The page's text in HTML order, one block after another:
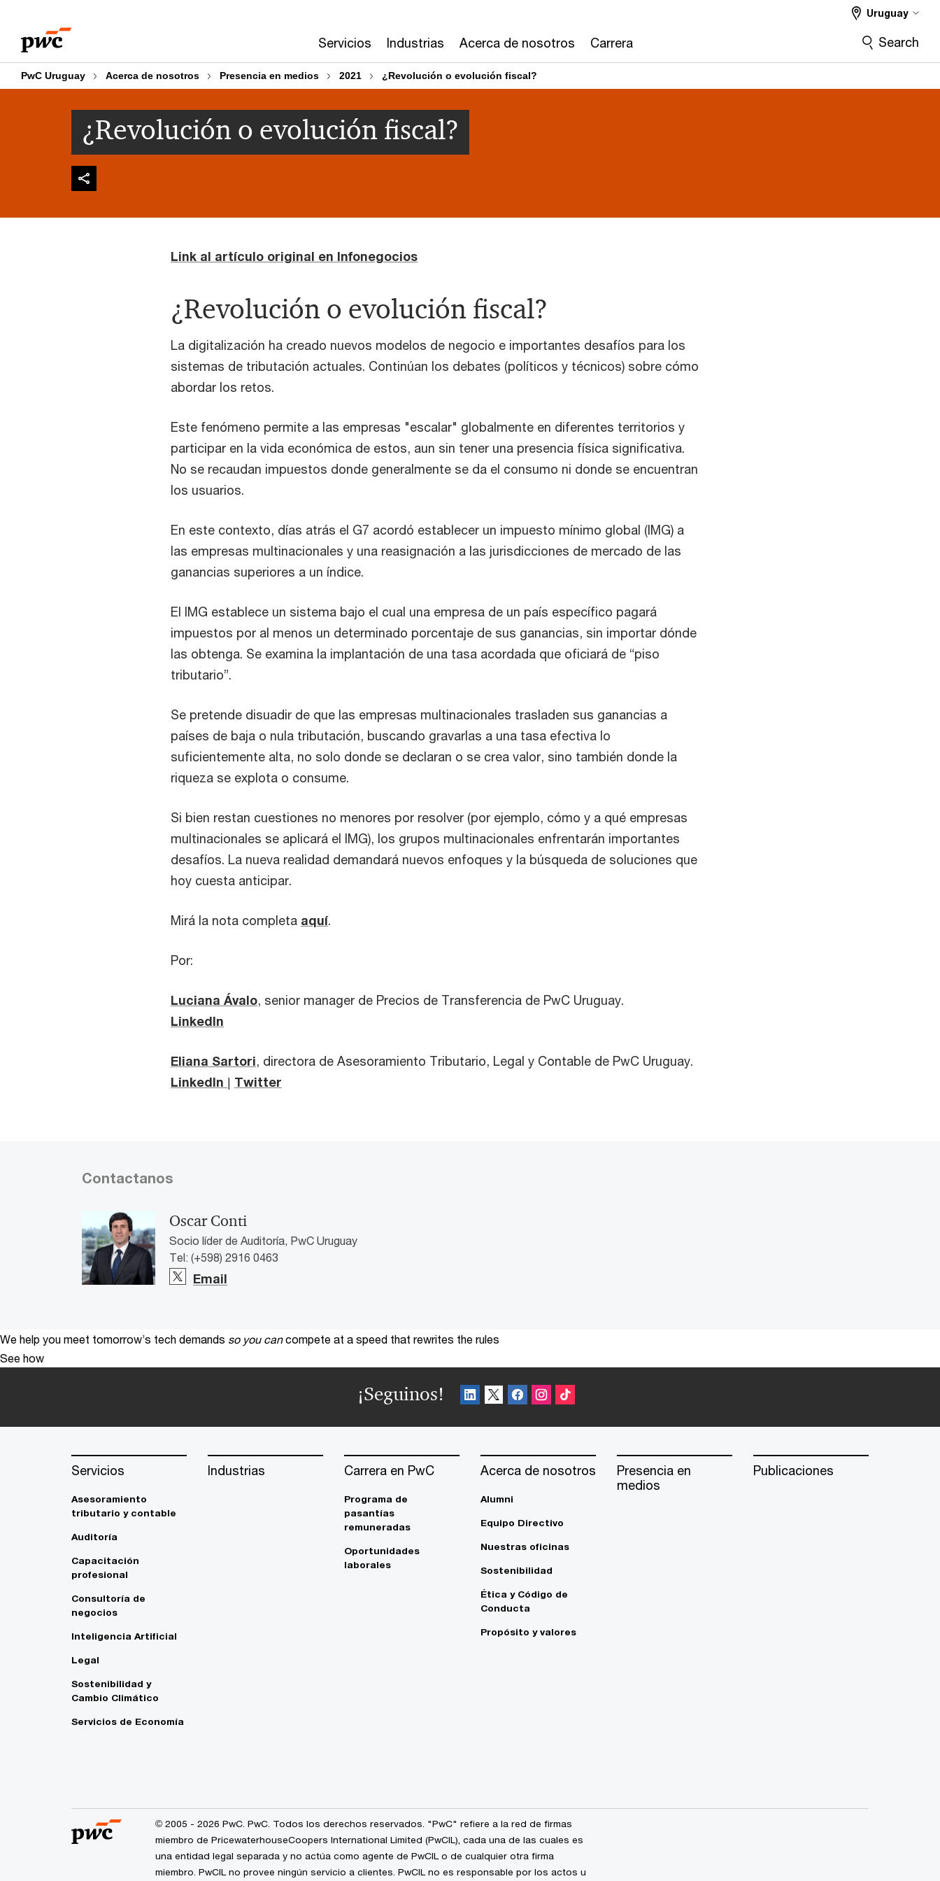
content
footer
Servicios Industrias Acerca de nosotros Carrera
Uruguay
Search
PwC Uruguay Acerca de nosotros Presencia en medios 2021 ¿Revolución o evolución fiscal?
¿Revolución o evolución fiscal?
Link al artículo original en Infonegocios
¿Revolución o evolución fiscal?
La digitalización ha creado nuevos modelos de negocio e importantes desafíos para los
sistemas de tributación actuales. Continúan los debates (políticos y técnicos) sobre cómo
abordar los retos.
Este fenómeno permite a las empresas "escalar" globalmente en diferentes territorios y
participar en la vida económica de estos, aun sin tener una presencia física significativa.
No se recaudan impuestos donde generalmente se da el consumo ni donde se encuentran
los usuarios.
En este contexto, días atrás el G7 acordó establecer un impuesto mínimo global (IMG) a
las empresas multinacionales y una reasignación a las jurisdicciones de mercado de las
ganancias superiores a un índice.
El IMG establece un sistema bajo el cual una empresa de un país específico pagará
impuestos por al menos un determinado porcentaje de sus ganancias, sin importar dónde
las obtenga. Se examina la implantación de una tasa acordada que oficiará de “piso
tributario”.
Se pretende disuadir de que las empresas multinacionales trasladen sus ganancias a
países de baja o nula tributación, buscando gravarlas a una tasa efectiva lo
suficientemente alta, no solo donde se declaran o se crea valor, sino también donde la
riqueza se explota o consume.
Si bien restan cuestiones no menores por resolver (por ejemplo, cómo y a qué empresas
multinacionales se aplicará el IMG), los grupos multinacionales enfrentarán importantes
desafíos. La nueva realidad demandará nuevos enfoques y la búsqueda de soluciones que
hoy cuesta anticipar.
Mirá la nota completa aquí.
Por:
Luciana Ávalo, senior manager de Precios de Transferencia de PwC Uruguay.
LinkedIn
Eliana Sartori, directora de Asesoramiento Tributario, Legal y Contable de PwC Uruguay.
LinkedIn | Twitter
Contactanos
Oscar Conti
Socio líder de Auditoría, PwC Uruguay
Tel: (+598) 2916 0463
Email
We help you meet tomorrow’s tech demands so you can compete at a speed that rewrites the rules
See how
¡Seguinos!
Servicios
Asesoramiento
tributario y contable
Auditoría
Capacitación
profesional
Consultoría de
negocios
Inteligencia Artificial
Legal
Sostenibilidad y
Cambio Climático
Servicios de Economía
Industrias Carrera en PwC
Programa de
pasantías
remuneradas
Oportunidades
laborales
Acerca de nosotros
Alumni
Equipo Directivo
Nuestras oficinas
Sostenibilidad
Ética y Código de
Conducta
Propósito y valores
Presencia en
medios
Publicaciones
© 2005 - 2026 PwC. PwC. Todos los derechos reservados. "PwC" refiere a la red de firmas
miembro de PricewaterhouseCoopers International Limited (PwCIL), cada una de las cuales es
una entidad legal separada y no actúa como agente de PwCIL o de cualquier otra firma
miembro. PwCIL no provee ningún servicio a clientes. PwCIL no es responsable por los actos u